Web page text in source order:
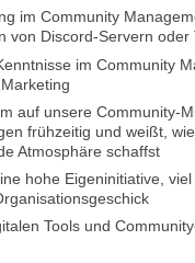
im Community
von Discord-Servern oder
im Community
auf unsere Community-
frühzeitig und weißt,
Atmosphäre schaffst
hohe Eigeninitiative,
Tools und